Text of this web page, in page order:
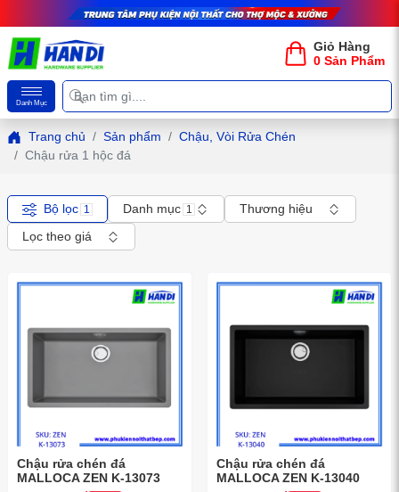
Giỏ Hàng
0 Sản Phẩm
Danh Mục
Trang chủ Sản phẩm
Chậu, Vòi Rửa Chén
Chậu rửa 1 hộc đá
Bộ lọc 1 Danh mục 1
Thương hiệu
Lọc theo giá
Chậu rửa chén đá
MALLOCA ZEN K-13073
Chậu rửa chén đá
MALLOCA ZEN K-13040